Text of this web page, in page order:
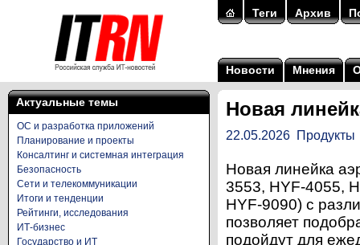
Теги Архив
Новости Мнения
Актуальные темы
ОС и разработка приложений
Планирование и проекты
Консалтинг и системная интеграция
Безопасность
Сети и телекоммуникации
Итоги и тенденции
Рейтинги, исследования
ИТ-бизнес
Государство и ИТ
Новая
22.05.2026 Продукты
Новая линейка
3553, HYF-4055,
HYF-9090) с
позволяет
подойдут для